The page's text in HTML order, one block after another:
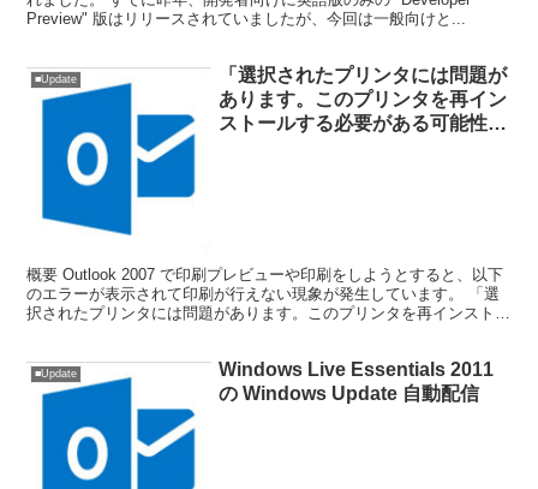
Preview" 版はリリースされていましたが、今回は一般向けと...
■Update
「選択されたプリンタには問題が
あります。このプリンタを再イン
ストールする必要がある可能性が
概要 Outlook 2007 で印刷プレビューや印刷をしようとすると、以下
のエラーが表示されて印刷が行えない現象が発生しています。 「選
択されたプリンタには問題があります。このプリンタを再インストー
■Update
Windows Live Essentials 2011
の Windows Update 自動配信